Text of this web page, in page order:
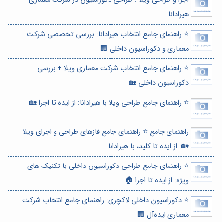
هیرادانا
⭐️ راهنمای جامع انتخاب هیرادانا: بررسی تخصصی شرکت
معماری و دکوراسیون داخلی 🏢
⭐️ راهنمای جامع انتخاب شرکت معماری ویلا + بررسی
دکوراسیون داخلی 🏡
⭐️ راهنمای جامع طراحی ویلا با هیرادانا: از ایده تا اجرا 🏡
راهنمای جامع ⭐️ راهنمای جامع فازهای طراحی و اجرای ویلا
🏡: از ایده تا کلید، با هیرادانا
⭐️ راهنمای جامع طراحی دکوراسیون داخلی با تکنیک های
ویژه: از ایده تا اجرا 🏠
⭐️ دکوراسیون داخلی لاکچری: راهنمای جامع انتخاب شرکت
معماری ایده‌آل 🏢